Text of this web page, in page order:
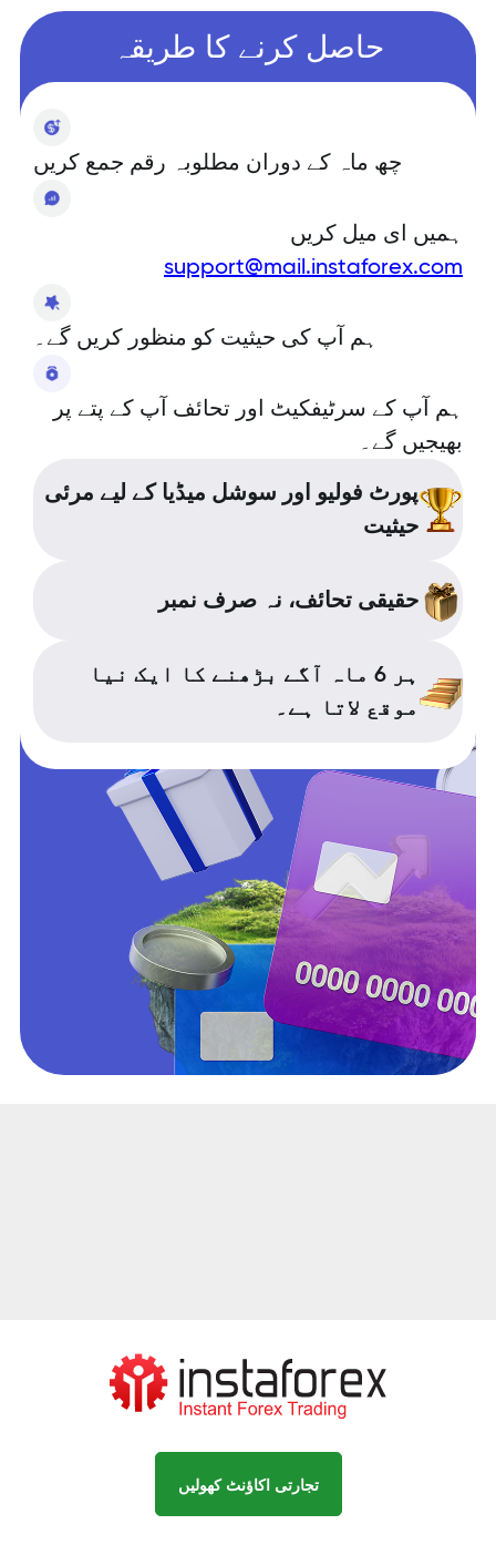
حاصل کرنے کا طریقہ
چھ ماہ کے دوران مطلوبہ رقم جمع کریں
ہمیں ای میل کریں
support@mail.instaforex.com
ہم آپ کی حیثیت کو منظور کریں گے۔
ہم آپ کے سرٹیفکیٹ اور تحائف آپ کے پتے پر
بھیجیں گے۔
پورٹ فولیو اور سوشل میڈیا کے لیے مرئی
حیثیت
حقیقی تحائف، نہ صرف نمبر
ہر 6 ماہ آگے بڑھنے کا ایک نیا
موقع لاتا ہے۔
تجارتی اکاؤنٹ کھولیں